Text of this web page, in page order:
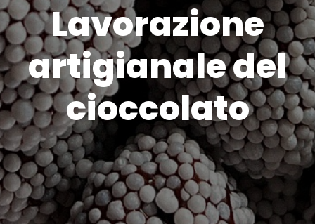
Lavorazione
artigianale del
cioccolato